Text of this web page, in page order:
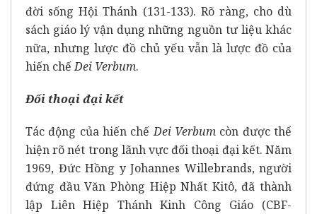
đời sống Hội Thánh (131-133). Rõ ràng, cho dù
sách giáo lý vận dụng những nguồn tư liệu khác
nữa, nhưng lược đồ chủ yếu vẫn là lược đồ của
hiến chếDei Verbum.
Đối thoại đại kết
Tác động của hiến chếDei Verbum còn được thể
hiện rõ nét trong lãnh vực đối thoại đại kết. Năm
1969, Đức Hồng y Johannes Willebrands, người
đứng đầu Văn Phòng Hiệp Nhất Kitô, đã thành
lập Liên Hiệp Thánh Kinh Công Giáo (CBF-